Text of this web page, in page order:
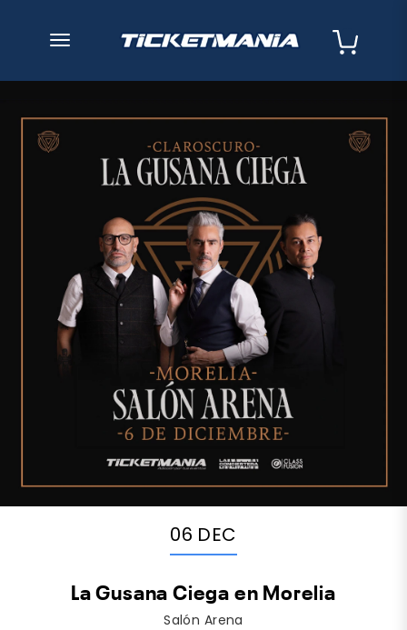
desplegar navegación
06 DEC
La Gusana Ciega en Morelia
Salón Arena